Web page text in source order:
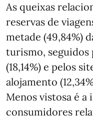
As queixas
reservas de
metade (49,84%)
turismo, seguidos
(18,14%) e pelos
alojamento
Menos vistosa é a
consumidores